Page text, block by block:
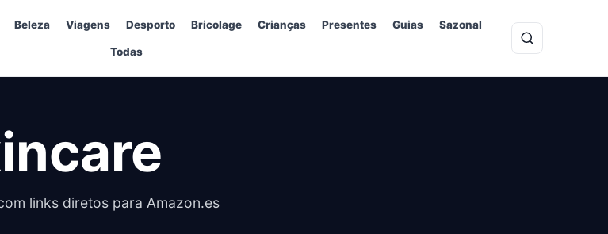
Beleza Viagens Desporto Bricolage Crianças Presentes Guias Sazonal
Todas
links diretos para Amazon.es